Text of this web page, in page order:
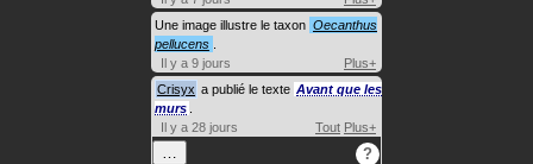
Une image illustre le taxon Oecanthus
pellucens
Il y a 9 jours
Plus+
Crisyx a publié le texte Avant que les
murs
Il y a 28 jours
Tout Plus+
… ?